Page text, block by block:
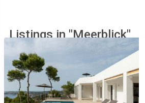
Listings in "Meerblick"